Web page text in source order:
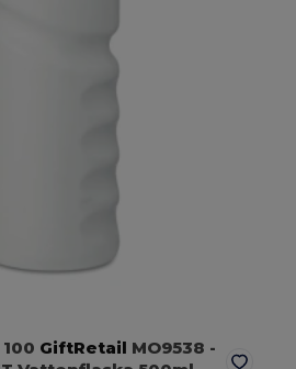
GiftRetail MO9538 -